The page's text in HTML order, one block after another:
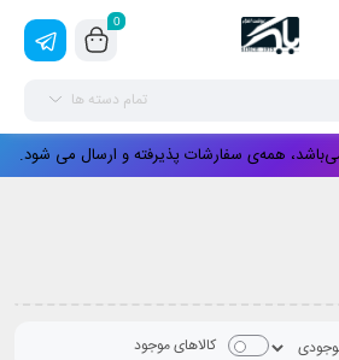
0
تمام دسته ها
همه‌ی سفارشات پذیرفته و ارسال می شود.
کالاهای موجود